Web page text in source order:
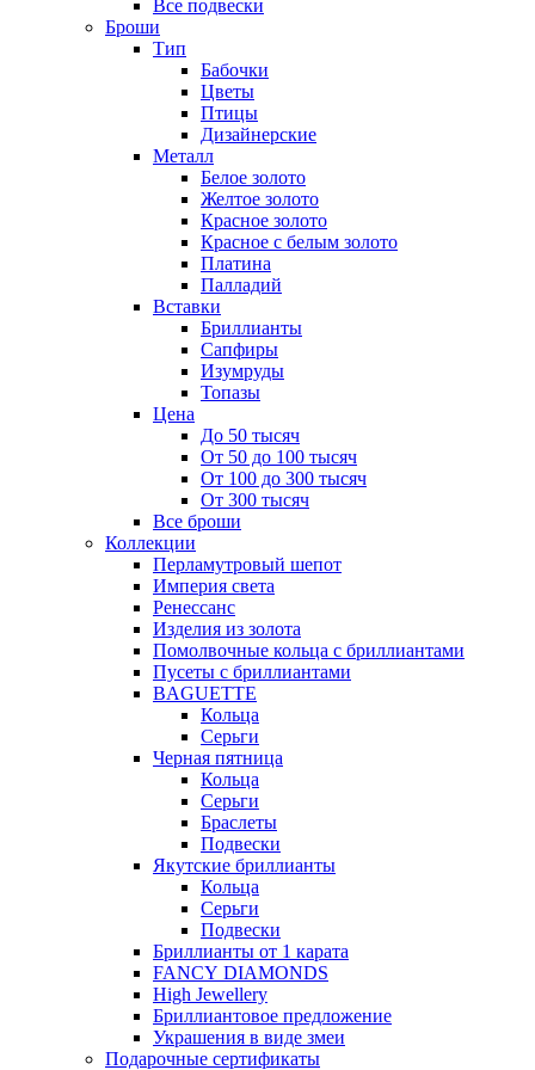
Все подвески
Броши
Тип
Бабочки
Цветы
Птицы
Дизайнерские
Металл
Белое золото
Желтое золото
Красное золото
Красное с белым золото
Платина
Палладий
Вставки
Бриллианты
Сапфиры
Изумруды
Топазы
Цена
До 50 тысяч
От 50 до 100 тысяч
От 100 до 300 тысяч
От 300 тысяч
Все броши
Коллекции
Перламутровый шепот
Империя света
Ренессанс
Изделия из золота
Помолвочные кольца с бриллиантами
Пусеты с бриллиантами
BAGUETTE
Кольца
Серьги
Черная пятница
Кольца
Серьги
Браслеты
Подвески
Якутские бриллианты
Кольца
Серьги
Подвески
Бриллианты от 1 карата
FANCY DIAMONDS
High Jewellery
Бриллиантовое предложение
Украшения в виде змеи
Подарочные сертификаты